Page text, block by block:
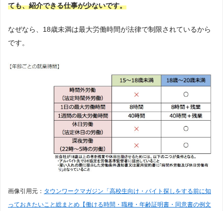
ても、紹介できる仕事が少ないです。
なぜなら、18歳未満は最大労働時間が法律で制限されているから
です。
画像引用元： タウンワークマガジン「高校生向け・バイト探しをする前に知
っておきたいこと総まとめ【働ける時間・職種・年齢証明書・同意書の例文